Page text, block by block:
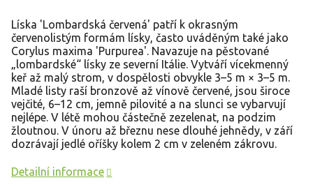
Líska 'Lombardská červená' patří k okrasným
červenolistým formám lísky, často uváděným také jako
Corylus maxima 'Purpurea'. Navazuje na pěstované
„lombardské“ lísky ze severní Itálie. Vytváří vícekmenný
keř až malý strom, v dospělosti obvykle 3–5 m × 3–5 m.
Mladé listy raší bronzově až vínově červené, jsou široce
vejčité, 6–12 cm, jemně pilovité a na slunci se vybarvují
nejlépe. V létě mohou částečně zezelenat, na podzim
žloutnou. V únoru až březnu nese dlouhé jehnědy, v září
dozrávají jedlé oříšky kolem 2 cm v zeleném zákrovu.
Detailní informace